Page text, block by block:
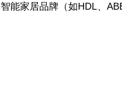
家居品牌（如HDL、